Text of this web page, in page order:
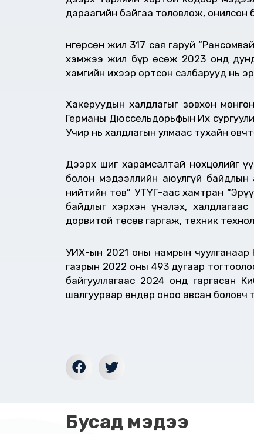
дараагийн байгаа төлөвлөж, онилсон
Өнгөрсөн жил 317 сая гаруй
хэмжээ жил бүр өсөж 2023 онд
хамгийн ихээр өртсөн салбарууд нь
Хакеруудын халдлагыг зөвхөн
Германы Дюссельдорьфын Их
Учир нь халдлагын улмаас тухайн
Дээрх шиг харамсалтай нөхцөлийг
болон мэдээллийн аюулгүй
нийтийн төв” УТҮГ-аас хамтран
байдлыг хэрхэн үнэлэх,
дорвитой төсөв гаргаж, техник
УИХ-ын 2021 оны намрын чуулганаар
газрын 2022 оны 493 дугаар
байгууллагаас 2024 онд гаргасан
шалгуураар өндөр оноо авсан боловч
Бусад мэдээ